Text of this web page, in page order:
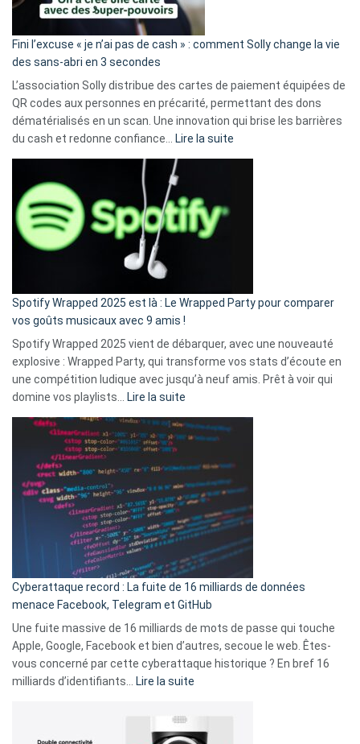
Fini l’excuse « je n’ai pas de cash » : comment Solly change la vie
des sans-abri en 3 secondes
L’association Solly distribue des cartes de paiement équipées de
QR codes aux personnes en précarité, permettant des dons
dématérialisés en un scan. Une innovation qui brise les barrières
du cash et redonne confiance…
Lire la suite
»
Solly
change
la
des
3
secondes
Spotify Wrapped 2025 est là : Le Wrapped Party pour comparer
vos goûts musicaux avec 9 amis !
Spotify Wrapped 2025 vient de débarquer, avec une nouveauté
explosive : Wrapped Party, qui transforme vos stats d’écoute en
une compétition ludique avec jusqu’à neuf amis. Prêt à voir qui
domine vos playlists…
Lire la suite
Wrapped
est
là
:
Le
Wrapped
Party
pour
comparer
vos
goûts
musicaux
avec
9
!
Cyberattaque record : La fuite de 16 milliards de données
menace Facebook, Telegram et GitHub
Une fuite massive de 16 milliards de mots de passe qui touche
Apple, Google, Facebook et bien d’autres, secoue le web. Êtes-
vous concerné par cette cyberattaque historique ? En bref 16
milliards d’identifiants…
Lire la suite
record
: